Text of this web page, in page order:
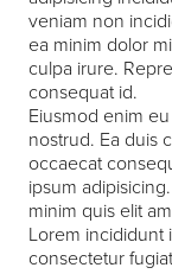
veniam non
ea minim dolor
culpa irure.
consequat id.
Eiusmod enim
nostrud. Ea duis
occaecat
ipsum
minim quis elit
Lorem incididunt
consectetur